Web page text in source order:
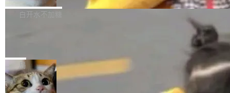
hwlib 硬件 API 库的一部分，命令行工具负责查
改进方向的研究。她是 Thinking Machines 过
一在人才争夺战中失血的公司。六月，Google
连失两员大将：Noam Shazeer 去了 Op...
新日志列出的 9.0 版本主要更新内容如下： 扩
er HE-AAC 960 解码 (DAB+) transpose_cuda
filter 添加 AMF Frame Rate Converter (vf_frc
_amf) filter SMPTE 2094-50 元数据支持和直
白开水不加糖
Code 在 X 上发帖：「DeepSeek Flash did 8T
tokens on August 1st. 5T of free usage + 3T
on OpenCode Go.」79.8 万次浏览，连带着 #
局
NetBSD 11.0 正式发布